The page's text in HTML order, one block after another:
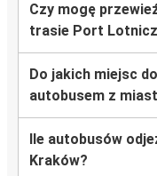
Czy mogę
trasie Port
Do jakich miejsc
autobusem z
Ile autobusów
Kraków?